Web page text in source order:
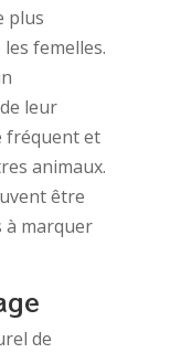
plus
femelles.
leur
fréquent et
animaux.
être
à marquer
de